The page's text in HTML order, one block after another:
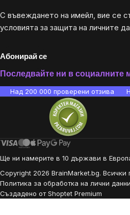
С въвеждането на имейл, вие се
условията за защита на личните
Абонирай се
Последвайте ни в социалните
Над 200 000 проверени отзива
Ще ни намерите в 10 държави в
Copyright 2026 BrainMarket.bg. Всички
Политика за обработка на лични данни
Създадено от Shoptet Premium